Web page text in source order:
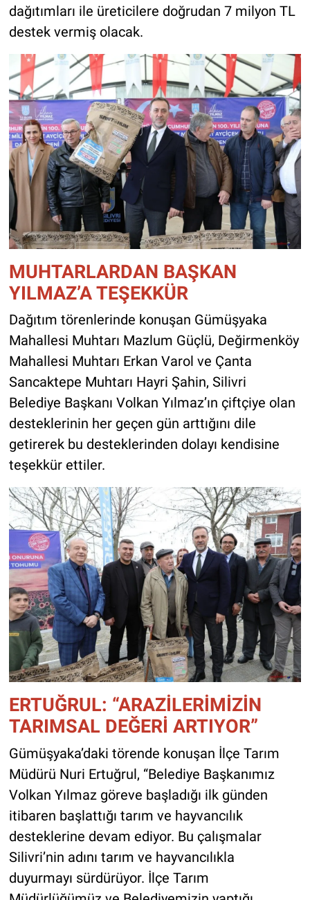
dağıtımları ile üreticilere doğrudan 7 milyon TL
destek vermiş olacak.
MUHTARLARDAN BAŞKAN
YILMAZ’A TEŞEKKÜR
Dağıtım törenlerinde konuşan Gümüşyaka
Mahallesi Muhtarı Mazlum Güçlü, Değirmenköy
Mahallesi Muhtarı Erkan Varol ve Çanta
Sancaktepe Muhtarı Hayri Şahin, Silivri
Belediye Başkanı Volkan Yılmaz’ın çiftçiye olan
desteklerinin her geçen gün arttığını dile
getirerek bu desteklerinden dolayı kendisine
teşekkür ettiler.
ERTUĞRUL: “ARAZİLERİMİZİN
TARIMSAL DEĞERİ ARTIYOR”
Gümüşyaka’daki törende konuşan İlçe Tarım
Müdürü Nuri Ertuğrul, “Belediye Başkanımız
Volkan Yılmaz göreve başladığı ilk günden
itibaren başlattığı tarım ve hayvancılık
desteklerine devam ediyor. Bu çalışmalar
Silivri’nin adını tarım ve hayvancılıkla
duyurmayı sürdürüyor. İlçe Tarım